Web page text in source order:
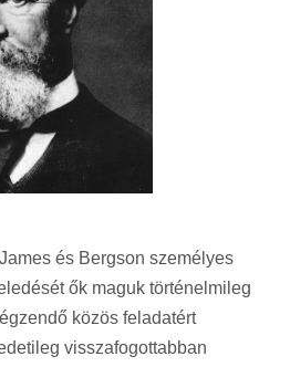
és Bergson személyes
ők maguk történelmileg
közös feladatért
visszafogottabban